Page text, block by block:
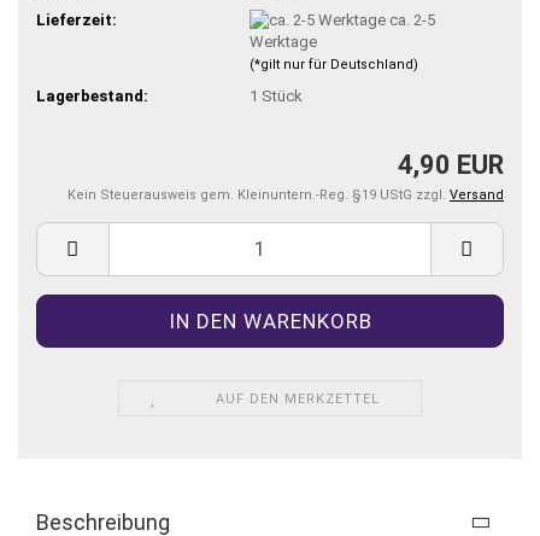
Lieferzeit:
ca. 2-5
Werktage
(*gilt nur für Deutschland)
Lagerbestand: 1 Stück
4,90 EUR
Kein Steuerausweis gem. Kleinuntern.-Reg. §19 UStG zzgl. Versand
AUF DEN MERKZETTEL
Beschreibung